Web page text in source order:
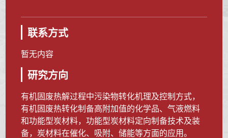
联系方式
暂无内容
研究方向
有机固废热解过程中污染物转化机理及控制方式，
有机固废热转化制备高附加值的化学品、气液燃料
和功能型炭材料，功能型炭材料定向制备技术及装
备，炭材料在催化、吸附、储能等方面的应用。